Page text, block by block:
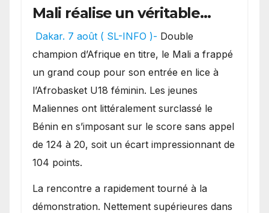
Mali réalise un véritable
festival offensif et inflige
une lourde défaite au
Bénin.
Dakar. 7 août ( SL-INFO )- Double
champion d’Afrique en titre, le Mali a frappé
un grand coup pour son entrée en lice à
l’Afrobasket U18 féminin. Les jeunes
Maliennes ont littéralement surclassé le
Bénin en s’imposant sur le score sans appel
de 124 à 20, soit un écart impressionnant de
104 points.
La rencontre a rapidement tourné à la
démonstration. Nettement supérieures dans